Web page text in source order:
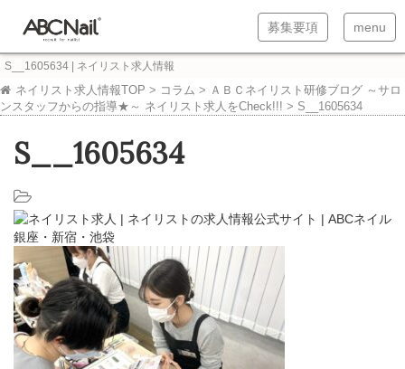
T
o
g
a
i
a
t
募集要項
T
o
g
a
menu
S__1605634 | ネイリスト求人情報
ネイリスト求人情報TOP > コラム > ＡＢＣネイリスト研修ブログ ～サロ
ンスタッフからの指導★～ ネイリスト求人をCheck!!! > S__1605634
S__1605634